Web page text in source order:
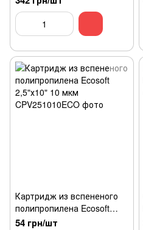
Картридж из вспененого
полипропилена Ecosoft
2,5"х10" 10 мкм
54 грн/шт